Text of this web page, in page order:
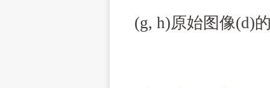
(g, h)原始图像(d)